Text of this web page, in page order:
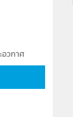
อวกาศ